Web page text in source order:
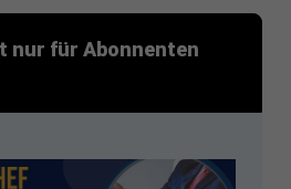
nur für Abonnenten